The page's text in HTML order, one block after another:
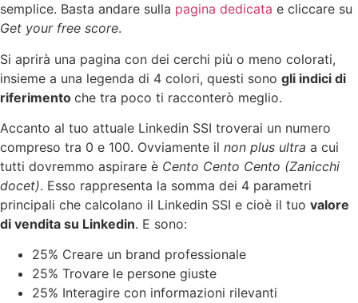
semplice. Basta andare sulla pagina dedicata e cliccare su
Get your free score.
Si aprirà una pagina con dei cerchi più o meno colorati,
insieme a una legenda di 4 colori, questi sono gli indici di
riferimento che tra poco ti racconterò meglio.
Accanto al tuo attuale Linkedin SSI troverai un numero
compreso tra 0 e 100. Ovviamente il non plus ultra a cui
tutti dovremmo aspirare è Cento Cento Cento (Zanicchi
docet). Esso rappresenta la somma dei 4 parametri
principali che calcolano il Linkedin SSI e cioè il tuo valore
di vendita su Linkedin. E sono:
25% Creare un brand professionale
25% Trovare le persone giuste
25% Interagire con informazioni rilevanti